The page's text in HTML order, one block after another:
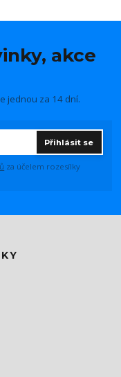
akce
jednou za 14 dní.
Přihlásit se
za účelem rozesílky